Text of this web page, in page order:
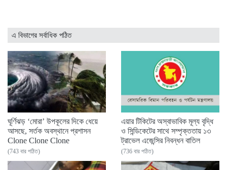
এ বিভাগের সর্বাধিক পঠিত
ঘূর্ণিঝড় ‘মোরা’ উপকূলের দিকে ধেয়ে
আসছে, সর্তক অবস্থানে প্রশাসন
Clone Clone Clone
(743 বার পঠিত)
এয়ার টিকিটের অস্বাভাবিক মূল্য বৃদ্ধি
ও সিন্ডিকেটের সাথে সম্পৃক্ততায় ১৩
ট্রাভেল এজেন্সির নিবন্ধন বাতিল
(736 বার পঠিত)